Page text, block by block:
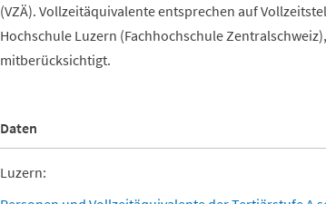
(VZÄ). Vollzeitäquivalente entsprechen auf
Hochschule Luzern (Fachhochschule
mitberücksichtigt.
Daten
Luzern: